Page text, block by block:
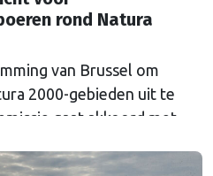
rond Natura
van Brussel om
2000-gebieden uit te
gaat akkoord met